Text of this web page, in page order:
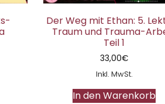
Der Weg mit Ethan: 5.
Traum und Trauma-
Teil 1
33,00€
Inkl. MwSt.
In den Warenkorb